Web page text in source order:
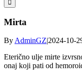
Mirta
ByAdminGZ|2024-10-
Eterično ulje mirte
onaj koji pati od